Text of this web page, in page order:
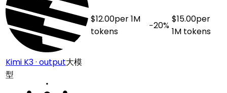
Kimi K3 · output大模
型
$12.00per 1M
tokens
−20%
$15.00per
1M tokens